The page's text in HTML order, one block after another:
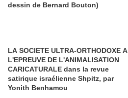
dessin de Bernard Bouton)
LA SOCIETE ULTRA-ORTHODOXE A
L'EPREUVE DE L'ANIMALISATION
CARICATURALE dans la revue
satirique israélienne Shpitz, par
Yonith Benhamou